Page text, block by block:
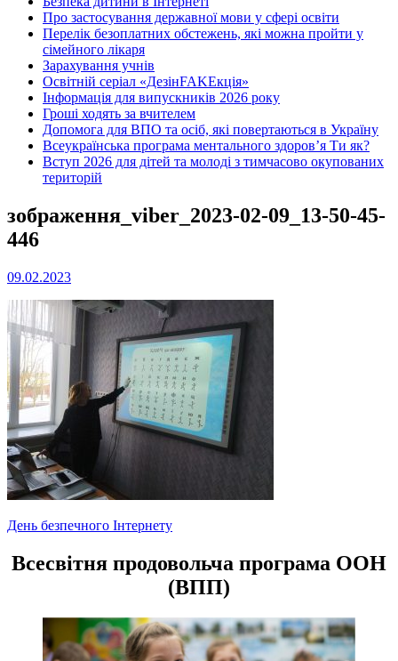
Про застосування державної мови у сфері освіти
Перелік безоплатних обстежень, які можна пройти у
сімейного лікаря
Зарахування учнів
Освітній серіал «ДезінFAKEкція»
Інформація для випускників 2026 року
Гроші ходять за вчителем
Допомога для ВПО та осіб, які повертаються в Україну
Всеукраїнська програма ментального здоров’я Ти як?
Вступ 2026 для дітей та молоді з тимчасово окупованих
територій
зображення_viber_2023-02-09_13-50-45-
446
09.02.2023
Навігація
записів
День безпечного Інтернету
Всесвітня продовольча програма ООН
(ВПП)